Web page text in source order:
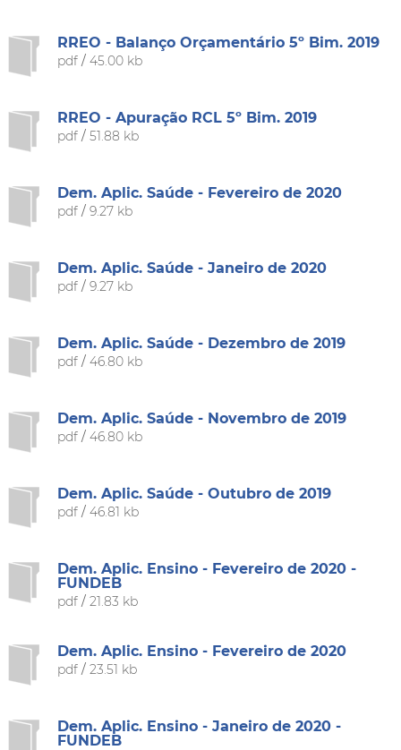
RREO - Balanço Orçamentário 5º Bim. 2019
pdf/ 45.00 kb
RREO - Apuração RCL 5º Bim. 2019
pdf/ 51.88 kb
Dem. Aplic. Saúde - Fevereiro de 2020
pdf/ 9.27 kb
Dem. Aplic. Saúde - Janeiro de 2020
pdf/ 9.27 kb
Dem. Aplic. Saúde - Dezembro de 2019
pdf/ 46.80 kb
Dem. Aplic. Saúde - Novembro de 2019
pdf/ 46.80 kb
Dem. Aplic. Saúde - Outubro de 2019
pdf/ 46.81 kb
Dem. Aplic. Ensino - Fevereiro de 2020 -
FUNDEB
pdf/ 21.83 kb
Dem. Aplic. Ensino - Fevereiro de 2020
pdf/ 23.51 kb
Dem. Aplic. Ensino - Janeiro de 2020 -
FUNDEB